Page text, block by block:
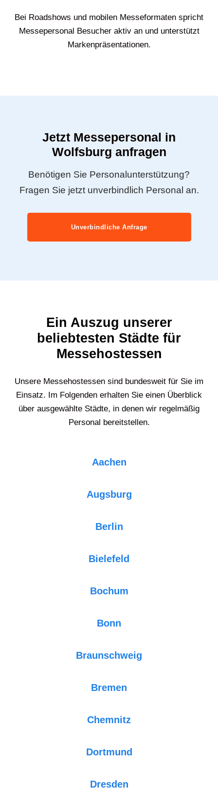
Bei Roadshows und mobilen Messeformaten spricht
Messepersonal Besucher aktiv an und unterstützt
Markenpräsentationen.
Jetzt Messepersonal in
Wolfsburg anfragen
Benötigen Sie Personalunterstützung?
Fragen Sie jetzt unverbindlich Personal an.
Unverbindliche Anfrage
Ein Auszug unserer
beliebtesten Städte für
Messehostessen
Unsere Messehostessen sind bundesweit für Sie im
Einsatz. Im Folgenden erhalten Sie einen Überblick
über ausgewählte Städte, in denen wir regelmäßig
Personal bereitstellen.
Aachen
Augsburg
Berlin
Bielefeld
Bochum
Bonn
Braunschweig
Bremen
Chemnitz
Dortmund
Dresden